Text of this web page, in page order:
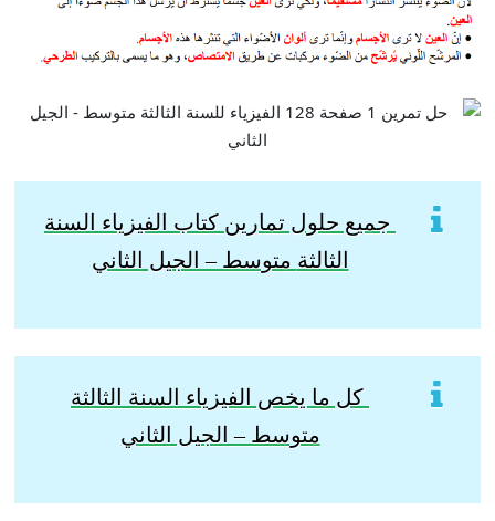
جميع حلول تمارين كتاب الفيزياء السنة
الثالثة متوسط – الجيل الثاني
كل ما يخص الفيزياء السنة الثالثة
متوسط – الجيل الثاني